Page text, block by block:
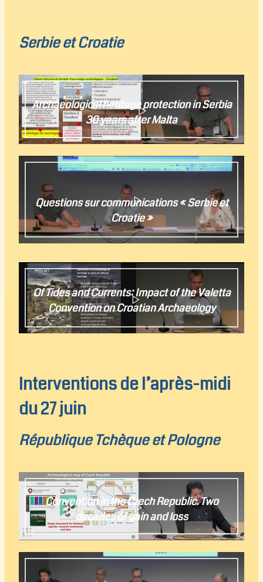
Serbie et Croatie
Archaeological heritage protection in Serbia
30 years after Malta
Aleksandar Aleksić
Questions sur communications « Serbie et
Croatie »
Of Tides and Currents: Impact of the Valetta
Convention on Croatian Archaeology
Sanjin Mihelic
Interventions de l’après-midi
du 27 juin
République Tchèque et Pologne
Convention in the Czech Republic. Two
decades of gain and loss
Jan Mařík